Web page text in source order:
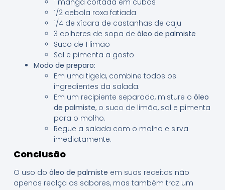
1 manga cortada em cubos
1/2 cebola roxa fatiada
1/4 de xícara de castanhas de caju
3 colheres de sopa de óleo de palmiste
Suco de 1 limão
Sal e pimenta a gosto
Modo de preparo:
Em uma tigela, combine todos os
ingredientes da salada.
Em um recipiente separado, misture o óleo
de palmiste, o suco de limão, sal e pimenta
para o molho.
Regue a salada com o molho e sirva
imediatamente.
Conclusão
O uso do óleo de palmiste em suas receitas não
apenas realça os sabores, mas também traz um